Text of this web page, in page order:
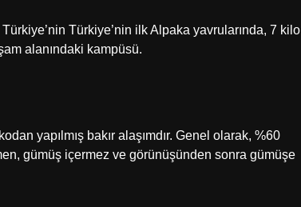
Türkiye’nin ilk Alpaka yavrularında, 7 kilo
alanındaki kampüsü.
yapılmış bakır alaşımdır. Genel olarak, %60
gümüş içermez ve görünüşünden sonra gümüşe